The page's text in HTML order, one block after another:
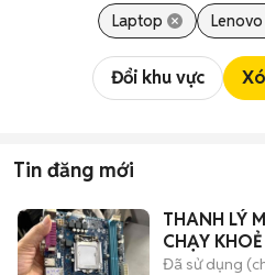
Laptop Lenovo
Đổi khu vực
Tin đăng mới
THANH LÝ
CHẠY
Đã sử dụng